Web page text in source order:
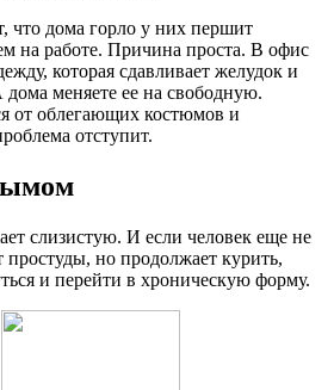
что дома горло у них першит
на работе. Причина проста. В офис
которая сдавливает желудок и
дома меняете ее на свободную.
от облегающих костюмов и
отступит.
слизистую. И если человек еще не
простуды, но продолжает курить,
и перейти в хроническую форму.